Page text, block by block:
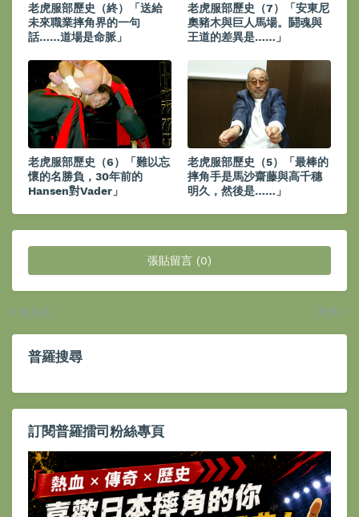
老虎服部歷史（終）「送給
未來職業摔角界的一句
話……道場是命脈」
老虎服部歷史（7）「安東尼
奧豬木與巨人馬場。鬪魂與
王道的差異是……」
老虎服部歷史（6）「難以忘
懷的名勝負，30年前的
Hansen對Vader」
老虎服部歷史（5）「最棒的
摔角手是馬沙齋藤與高千穗
明久，然後是……」
張貼留言 (0)
較新的 較舊
普羅搜尋
訂閱普羅擂司粉絲專頁